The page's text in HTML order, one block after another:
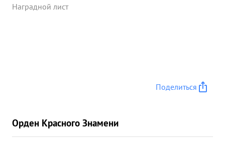
Наградной лист
Поделиться
Орден Красного Знамени